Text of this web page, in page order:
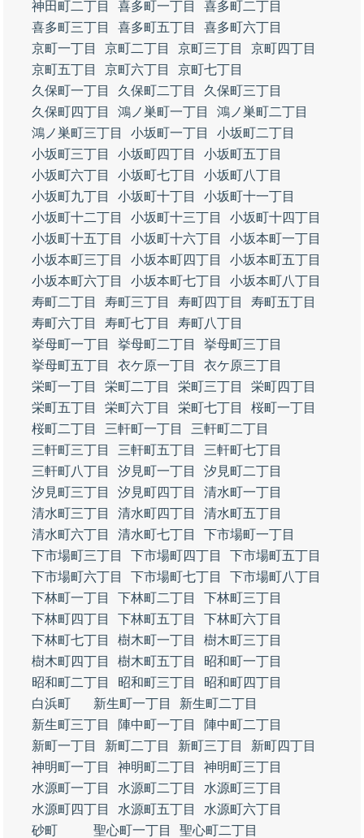
神田町二丁目 喜多町一丁目
喜多町二丁目
喜多町三丁目
喜多町五丁目
喜多町六丁目
京町一丁目
京町二丁目 京町三丁目
京町四丁目
京町五丁目
京町六丁目
京町七丁目
久保町一丁目
久保町二丁目
久保町三丁目
久保町四丁目
鴻ノ巣町一丁目
鴻ノ巣町二丁目
鴻ノ巣町三丁目
小坂町一丁目
小坂町二丁目
小坂町三丁目
小坂町四丁目
小坂町五丁目
小坂町六丁目
小坂町七丁目
小坂町八丁目
小坂町九丁目
小坂町十丁目
小坂町十一丁目
小坂町十二丁目
小坂町十三丁目
小坂町十四丁目
小坂町十五丁目
小坂町十六丁目
小坂本町一丁目
小坂本町三丁目
小坂本町四丁目
小坂本町五丁目
小坂本町六丁目
小坂本町七丁目
小坂本町八丁目
寿町二丁目
寿町三丁目 寿町四丁目
寿町五丁目
寿町六丁目
寿町七丁目
寿町八丁目
挙母町一丁目
挙母町二丁目
挙母町三丁目
挙母町五丁目
衣ケ原一丁目
衣ケ原三丁目
栄町一丁目
栄町二丁目 栄町三丁目
栄町四丁目
栄町五丁目
栄町六丁目 栄町七丁目
桜町一丁目
桜町二丁目
三軒町一丁目
三軒町二丁目
三軒町三丁目
三軒町五丁目
三軒町七丁目
三軒町八丁目
汐見町一丁目
汐見町二丁目
汐見町三丁目
汐見町四丁目
清水町一丁目
清水町三丁目
清水町四丁目
清水町五丁目
清水町六丁目
清水町七丁目
下市場町一丁目
下市場町三丁目
下市場町四丁目
下市場町五丁目
下市場町六丁目
下市場町七丁目
下市場町八丁目
下林町一丁目
下林町二丁目
下林町三丁目
下林町四丁目
下林町五丁目
下林町六丁目
下林町七丁目
樹木町一丁目
樹木町三丁目
樹木町四丁目
樹木町五丁目
昭和町一丁目
昭和町二丁目
昭和町三丁目
昭和町四丁目
白浜町
新生町一丁目
新生町二丁目
新生町三丁目
陣中町一丁目
陣中町二丁目
新町一丁目
新町二丁目 新町三丁目
新町四丁目
神明町一丁目
神明町二丁目
神明町三丁目
水源町一丁目
水源町二丁目
水源町三丁目
水源町四丁目
水源町五丁目
水源町六丁目
砂町
聖心町一丁目
聖心町二丁目